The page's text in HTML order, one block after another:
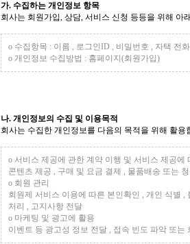
가. 수집하는 개인정보 항목
회사는 회원가입, 상담, 서비스 신청 등등을 위해 아
ο 수집항목 : 이름 , 로그인ID , 비밀번호 , 자택 전
ο 개인정보 수집방법 : 홈페이지(회원가입)
나. 개인정보의 수집 및 이용목적
회사는 수집한 개인정보를 다음의 목적을 위해 활용
ο 서비스 제공에 관한 계약 이행 및 서비스 제공에
콘텐츠 제공 , 구매 및 요금 결제 , 물품배송 또는
ο 회원 관리
회원제 서비스 이용에 따른 본인확인 , 개인 식별
처리 , 고지사항 전달
ο 마케팅 및 광고에 활용
이벤트 등 광고성 정보 전달 , 접속 빈도 파악 또는